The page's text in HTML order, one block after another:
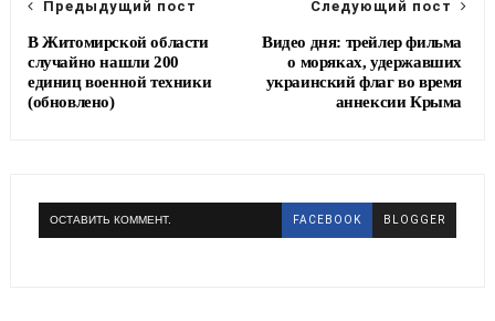
Следующий пост
Видео дня: трейлер фильма
о моряках, удержавших
украинский флаг во время
аннексии Крыма
Предыдущий пост
В Житомирской области
случайно нашли 200
единиц военной техники
(обновлено)
ОСТАВИТЬ КОММЕНТ. FACEBOOK BLOGGER